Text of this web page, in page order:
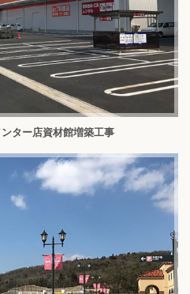
ター店資材館増築工事